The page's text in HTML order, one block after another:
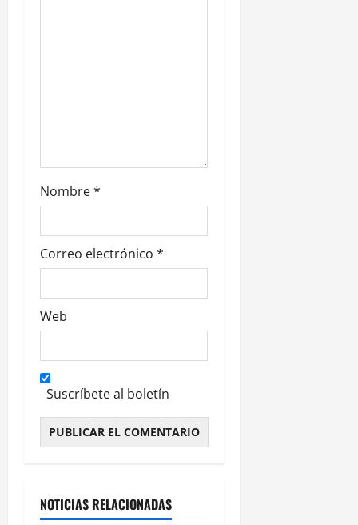
a
s
Nombre*
Correo electrónico *
Web
Suscríbete al boletín
NOTICIAS RELACIONADAS